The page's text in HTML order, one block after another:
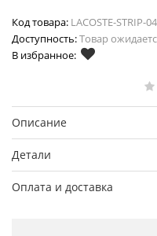
Код товара: LACOSTE-STRIP-04
Доступность:Товар
В избранное:
Описание
Детали
Оплата и доставка